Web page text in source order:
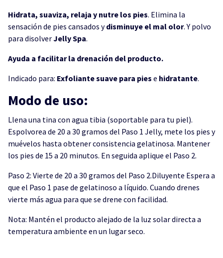
Hidrata, suaviza, relaja y nutre los pies. Elimina la
sensación de pies cansados ydisminuye el mal olor. Y polvo
para disolverJelly Spa.
Ayuda a facilitar la drenación del producto.
Indicado para: Exfoliantesuave para pies e hidratante.
Modo de uso:
Llena una tina con agua tibia (soportable para tu piel).
Espolvorea de 20 a 30 gramos del Paso 1 Jelly, mete los pies y
muévelos hasta obtener consistencia gelatinosa. Mantener
los pies de 15 a 20 minutos. En seguida aplique el Paso 2.
Paso 2: Vierte de 20 a 30 gramos del Paso 2.Diluyente Espera a
que el Paso 1 pase de gelatinoso a líquido. Cuando drenes
vierte más agua para que se drene con facilidad.
Nota: Mantén el producto alejado de la luz solar directa a
temperatura ambiente en un lugar seco.